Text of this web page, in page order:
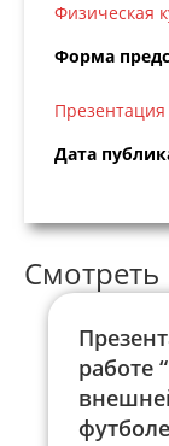
Физическая
Форма
Презентация
Дата
работе